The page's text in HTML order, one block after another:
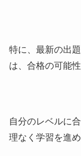
特に、最新の出
は、合格の可能
自分のレベルに
理なく学習を進め